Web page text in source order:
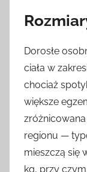
Dorosłe
ciała w
chociaż
większe
regionu —
mieszczą się
kg, przy